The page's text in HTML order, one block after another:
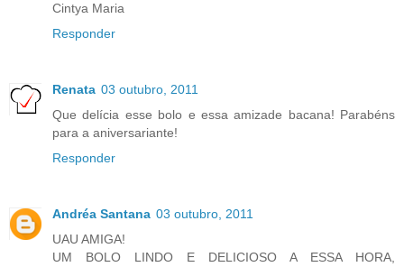
Cintya Maria
Responder
Renata 03 outubro, 2011
Que delícia esse bolo e essa amizade bacana! Parabéns
para a aniversariante!
Responder
Andréa Santana 03 outubro, 2011
UAU AMIGA!
UM BOLO LINDO E DELICIOSO A ESSA HORA,